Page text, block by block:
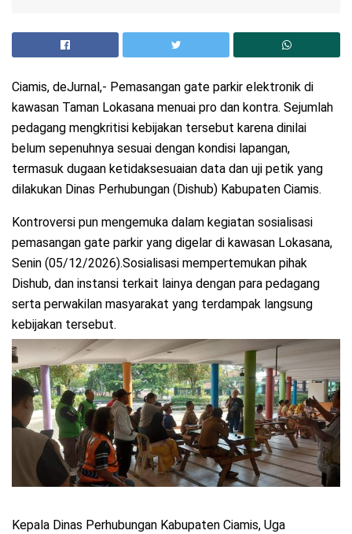
Ciamis, deJurnal,- Pemasangan gate parkir elektronik di
kawasan Taman Lokasana menuai pro dan kontra. Sejumlah
pedagang mengkritisi kebijakan tersebut karena dinilai
belum sepenuhnya sesuai dengan kondisi lapangan,
termasuk dugaan ketidaksesuaian data dan uji petik yang
dilakukan Dinas Perhubungan (Dishub) Kabupaten Ciamis.
Kontroversi pun mengemuka dalam kegiatan sosialisasi
pemasangan gate parkir yang digelar di kawasan Lokasana,
Senin (05/12/2026).Sosialisasi mempertemukan pihak
Dishub, dan instansi terkait lainya dengan para pedagang
serta perwakilan masyarakat yang terdampak langsung
kebijakan tersebut.
Kepala Dinas Perhubungan Kabupaten Ciamis, Uga